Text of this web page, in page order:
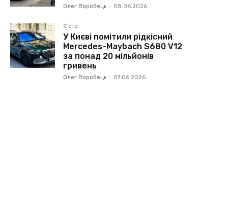
Олег Воробець - 08.06.2026
Фото
У Києві помітили рідкісний
Mercedes-Maybach S680 V12
за понад 20 мільйонів
гривень
Олег Воробець - 07.06.2026